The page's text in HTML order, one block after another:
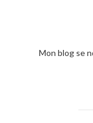
Mon blog se